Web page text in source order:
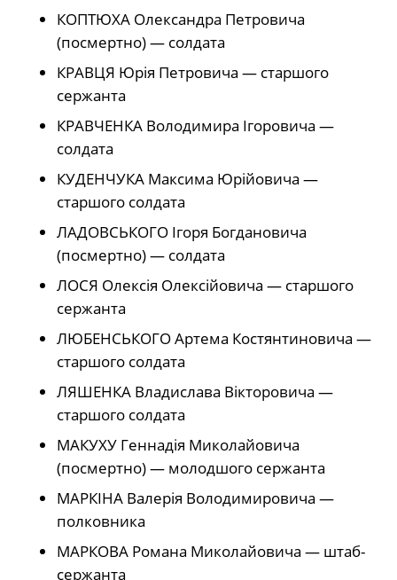
КОПТЮХА Олександра Петровича
(посмертно) — солдата
КРАВЦЯ Юрія Петровича — старшого
сержанта
КРАВЧЕНКА Володимира Ігоровича —
солдата
КУДЕНЧУКА Максима Юрійовича —
старшого солдата
ЛАДОВСЬКОГО Ігоря Богдановича
(посмертно) — солдата
ЛОСЯ Олексія Олексійовича — старшого
сержанта
ЛЮБЕНСЬКОГО Артема Костянтиновича —
старшого солдата
ЛЯШЕНКА Владислава Вікторовича —
старшого солдата
МАКУХУ Геннадія Миколайовича
(посмертно) — молодшого сержанта
МАРКІНА Валерія Володимировича —
полковника
МАРКОВА Романа Миколайовича — штаб-
сержанта